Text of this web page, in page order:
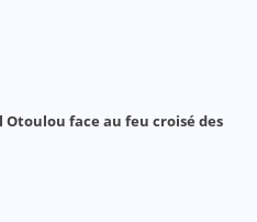
face au feu croisé des